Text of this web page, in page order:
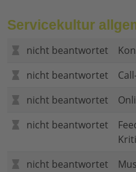
Servicekultur
nicht beantwortet
nicht beantwortet
nicht beantwortet
nicht beantwortet
nicht beantwortet